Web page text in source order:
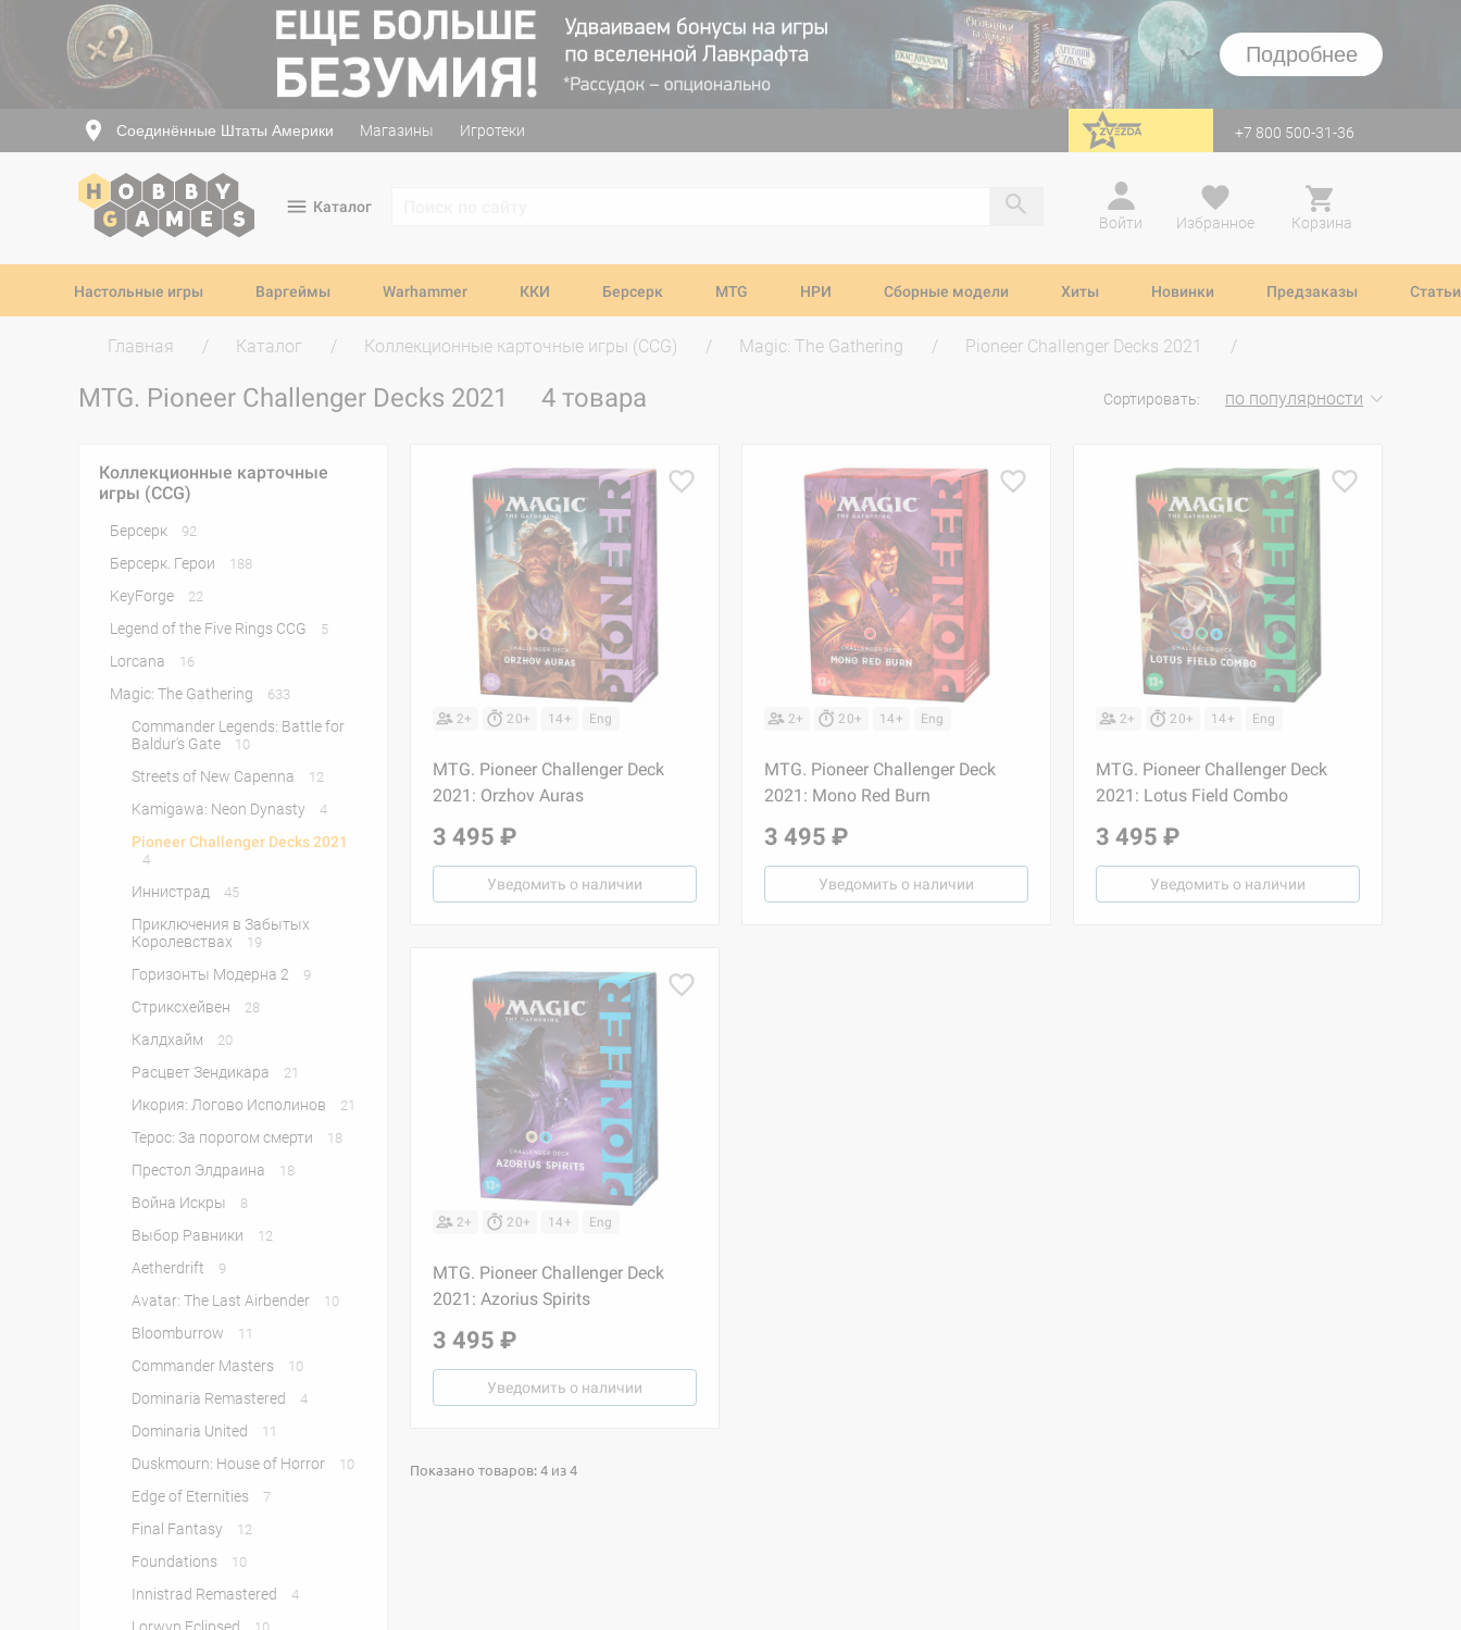
Подробнее
Соединённые Штаты Америки Магазины Игротеки перейти на Zvezda +7 800 500-31-36
Каталог
Войти
Избранное Корзина
Настольные игры Варгеймы Warhammer ККИ Берсерк MTG НРИ Сборные модели Хиты Новинки Предзаказы Статьи
Главная Каталог Коллекционные карточные игры (CCG) Magic: The Gathering Pioneer Challenger Decks 2021
MTG. Pioneer Challenger Decks 2021 4 товара Сортировать: по популярности
Коллекционные карточные
игры (CCG)
Берсерк 92
Берсерк. Герои 188
KeyForge 22
Legend of the Five Rings CCG 5
Lorcana 16
Magic: The Gathering 633
Commander Legends: Battle for
Baldur's Gate
10
Streets of New Capenna 12
Kamigawa: Neon Dynasty 4
Pioneer Challenger Decks 2021
4
Иннистрад 45
Приключения в Забытых
Королевствах
19
Горизонты Модерна 2 9
Стриксхейвен 28
Калдхайм 20
Расцвет Зендикара 21
Икория: Логово Исполинов 21
Терос: За порогом смерти 18
Престол Элдраина 18
Война Искры 8
Выбор Равники 12
Aetherdrift 9
Avatar: The Last Airbender 10
Bloomburrow 11
Commander Masters 10
Dominaria Remastered 4
Dominaria United 11
Duskmourn: House of Horror 10
Edge of Eternities 7
Final Fantasy 12
Foundations 10
Innistrad Remastered 4
2+ 20+ 14+ Eng
MTG. Pioneer Challenger Deck
2021: Orzhov Auras
3 495 ₽
Уведомить о наличии
2+ 20+ 14+ Eng
MTG. Pioneer Challenger Deck
2021: Mono Red Burn
3 495 ₽
Уведомить о наличии
2+ 20+ 14+ Eng
MTG. Pioneer Challenger Deck
2021: Lotus Field Combo
3 495 ₽
Уведомить о наличии
2+ 20+ 14+ Eng
MTG. Pioneer Challenger Deck
2021: Azorius Spirits
3 495 ₽
Уведомить о наличии
Показано товаров: 4 из 4